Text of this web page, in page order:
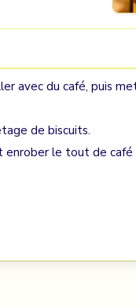
avec du café, puis
de biscuits.
enrober le tout de café